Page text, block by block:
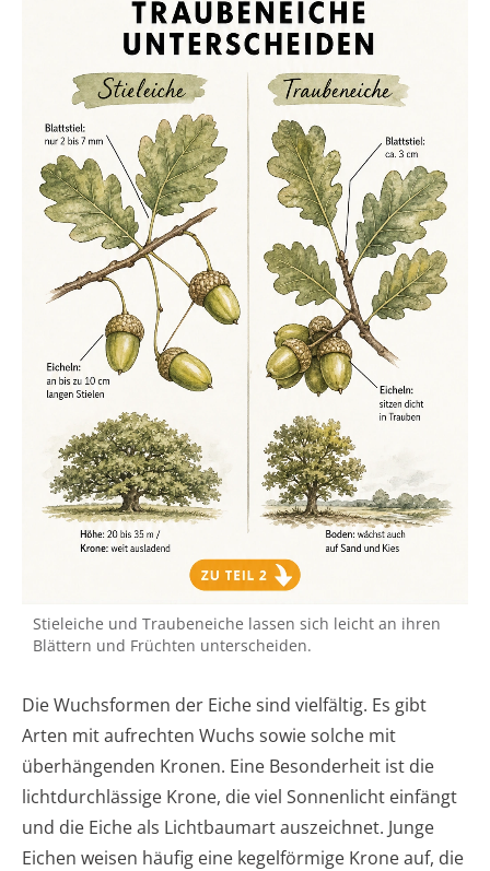
Stieleiche und Traubeneiche lassen sich leicht an ihren
Blättern und Früchten unterscheiden.
Die Wuchsformen der Eiche sind vielfältig. Es gibt
Arten mit aufrechten Wuchs sowie solche mit
überhängenden Kronen. Eine Besonderheit ist die
lichtdurchlässige Krone, die viel Sonnenlicht einfängt
und die Eiche als Lichtbaumart auszeichnet. Junge
Eichen weisen häufig eine kegelförmige Krone auf, die